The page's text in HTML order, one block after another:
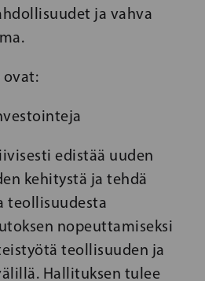
ja vahva
ovat:
edistää uuden
kehitystä ja tehdä
teollisuudesta
nopeuttamiseksi
teollisuuden ja
Hallituksen tulee